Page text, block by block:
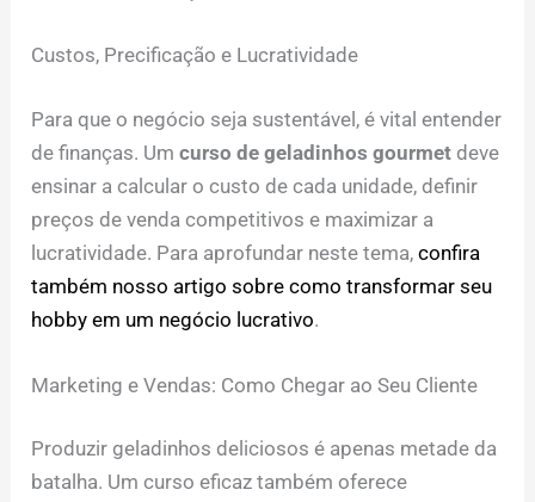
Custos, Precificação e Lucratividade
Para que o negócio seja sustentável, é vital entender
de finanças. Umcurso de geladinhos gourmet deve
ensinar a calcular o custo de cada unidade, definir
preços de venda competitivos e maximizar a
lucratividade. Para aprofundar neste tema,confira
também nosso artigo sobre como transformar seu
hobby em um negócio lucrativo.
Marketing e Vendas: Como Chegar ao Seu Cliente
Produzir geladinhos deliciosos é apenas metade da
batalha. Um curso eficaz também oferece